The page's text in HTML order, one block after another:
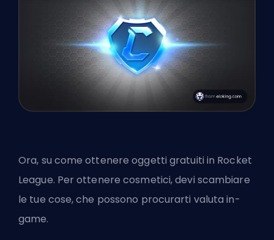
Ora, su come ottenere oggetti gratuiti in Rocket
League. Per ottenere cosmetici, devi scambiare
le tue cose, che possono procurarti valuta in-
game.